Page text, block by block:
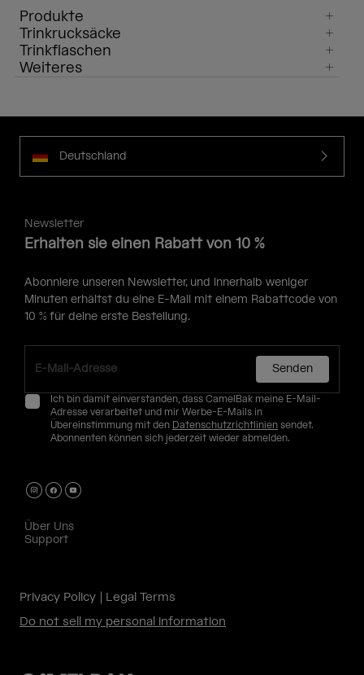
Produkte
Trinkrucksäcke
Trinkflaschen
Weiteres
Deutschland
Newsletter
Erhalten sie einen Rabatt von 10 %
Abonniere unseren Newsletter, und innerhalb weniger
Minuten erhältst du eine E-Mail mit einem Rabattcode von
10 % für deine erste Bestellung.
Senden
Ich bin damit einverstanden, dass CamelBak meine E-Mail-
Adresse verarbeitet und mir Werbe-E-Mails in
Übereinstimmung mit den Datenschutzrichtlinien sendet.
Abonnenten können sich jederzeit wieder abmelden.
Über Uns
Support
Privacy Policy
Legal Terms
Do not sell my personal information